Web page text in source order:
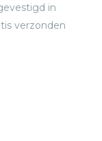
in
verzonden